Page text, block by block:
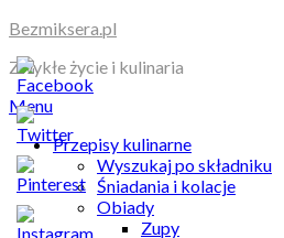
Skip
content
Bezmiksera.pl
Zwykłe życie i kulinaria
Menu
Przepisy kulinarne
Wyszukaj po składniku
Śniadania i kolacje
Obiady
Zupy